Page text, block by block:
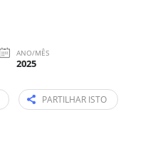
ANO/MÊS
2025
PARTILHAR ISTO